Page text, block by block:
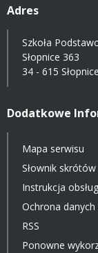
Adres
Szkoła
Słopnice 363
34 - 615 Słopnice
Dodatkowe
Mapa serwisu
Słownik skrótów
Instrukcja
Ochrona
RSS
Ponowne